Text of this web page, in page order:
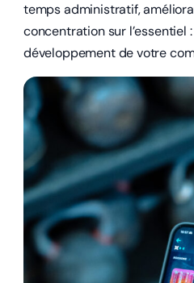
temps administratif,
concentration sur l’essentiel
développement de votre